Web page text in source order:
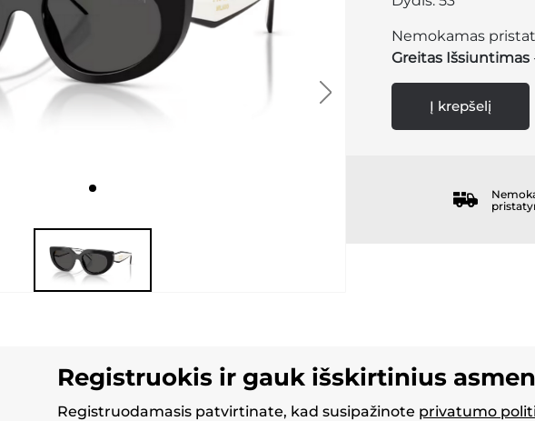
Nemokamas
Greitas Išsiuntimas
Į krepšelį
Registruokis ir gauk išskirtinius
Registruodamasis patvirtinate, kad susipažinote privatumo